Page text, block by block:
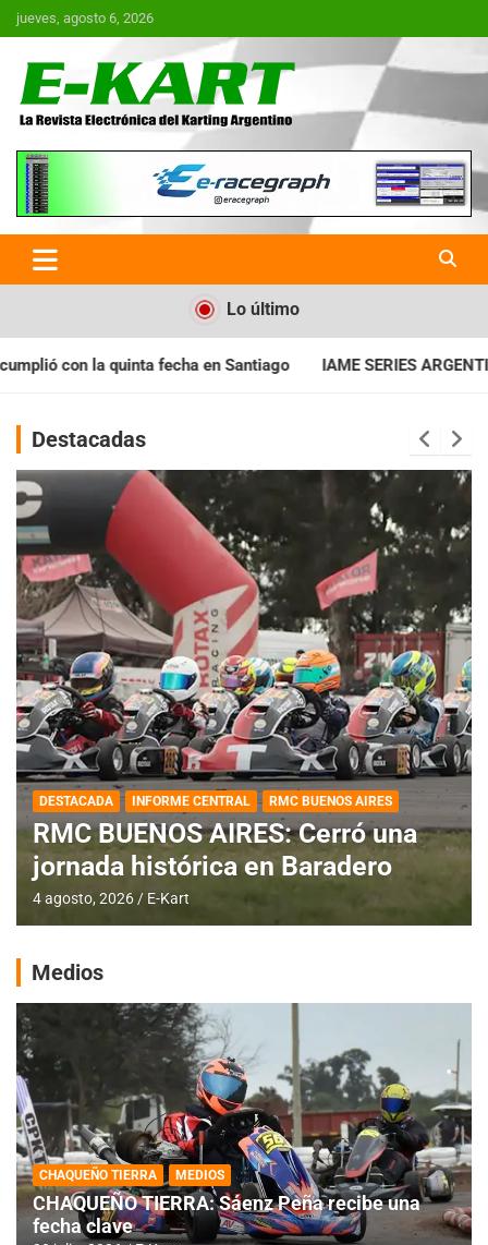
Saltar
al
jueves, agosto 6, 2026
E-Kart.com.ar | La Revista
Electrónica del Karting en
Argentina
Lo último
en Santiago IAME SERIES ARGENTINA: Horarios para la
Destacadas
DESTACADA INFORME CENTRAL RMC BUENOS AIRES
RMC BUENOS AIRES: Cerró una
jornada histórica en Baradero
4 agosto, 2026 E-Kart
Medios
CHAQUEÑO TIERRA MEDIOS
CHAQUEÑO TIERRA: Sáenz Peña recibe una
fecha clave